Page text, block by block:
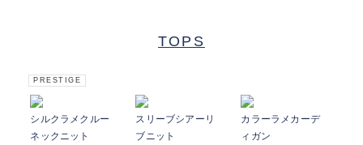
TOPS
PRESTIGE
シルクラメクルー
ネックニット
スリーブシアーリ
ブニット
カラーラメカーデ
ィガン